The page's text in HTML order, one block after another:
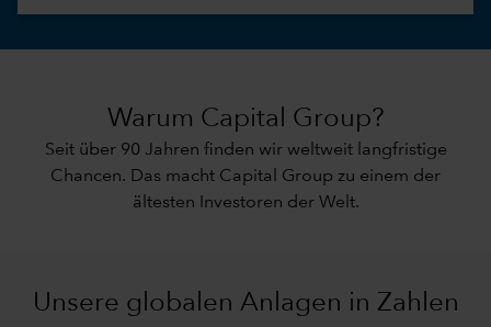
Warum Capital Group?
Seit über 90 Jahren finden wir weltweit langfristige
Chancen. Das macht Capital Group zu einem der
ältesten Investoren der Welt.
Unsere globalen Anlagen in Zahlen